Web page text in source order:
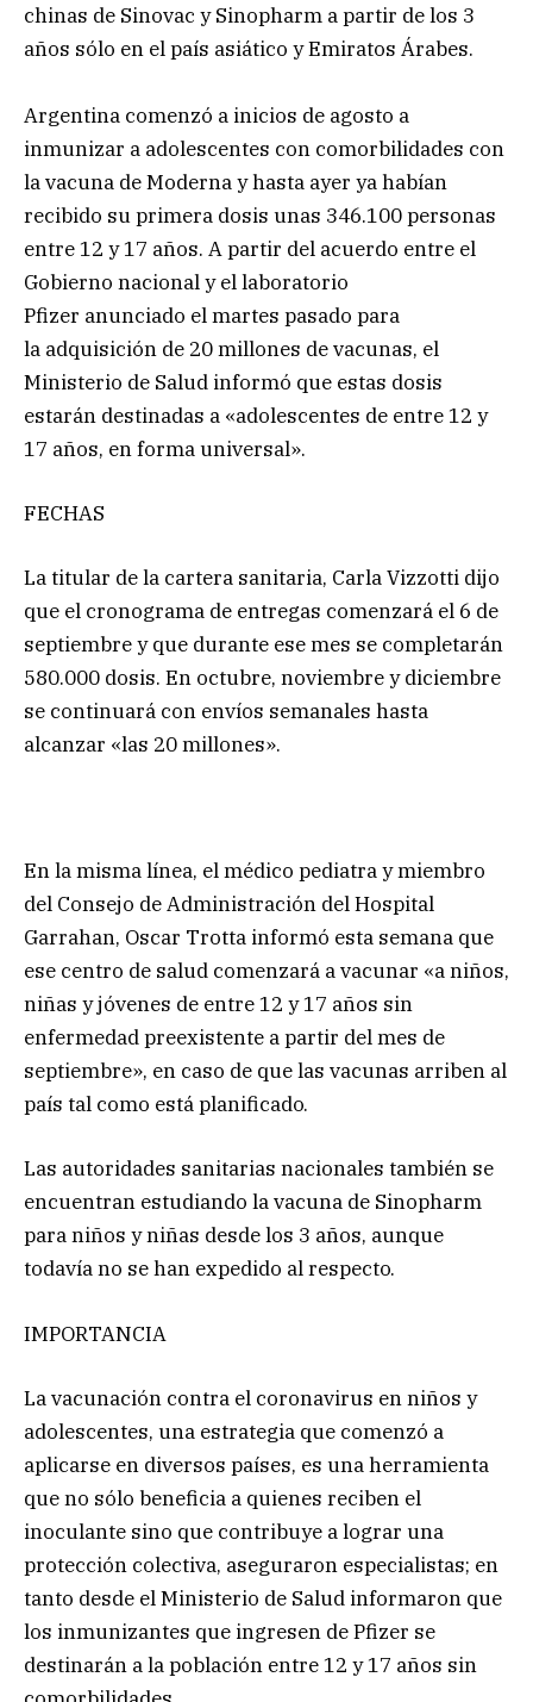
chinas de Sinovac y Sinopharm a partir de los 3
años sólo en el país asiático y Emiratos Árabes.
Argentina comenzó a inicios de agosto a
inmunizar a adolescentes con comorbilidades con
la vacuna de Moderna y hasta ayer ya habían
recibido su primera dosis unas 346.100 personas
entre 12 y 17 años. A partir del acuerdo entre el
Gobierno nacional y el laboratorio
Pfizer anunciado el martes pasado para
la adquisición de 20 millones de vacunas, el
Ministerio de Salud informó que estas dosis
estarán destinadas a «adolescentes de entre 12 y
17 años, en forma universal».
FECHAS
La titular de la cartera sanitaria, Carla Vizzotti dijo
que el cronograma de entregas comenzará el 6 de
septiembre y que durante ese mes se completarán
580.000 dosis. En octubre, noviembre y diciembre
se continuará con envíos semanales hasta
alcanzar «las 20 millones».
En la misma línea, el médico pediatra y miembro
del Consejo de Administración del Hospital
Garrahan, Oscar Trotta informó esta semana que
ese centro de salud comenzará a vacunar «a niños,
niñas y jóvenes de entre 12 y 17 años sin
enfermedad preexistente a partir del mes de
septiembre», en caso de que las vacunas arriben al
país tal como está planificado.
Las autoridades sanitarias nacionales también se
encuentran estudiando la vacuna de Sinopharm
para niños y niñas desde los 3 años, aunque
todavía no se han expedido al respecto.
IMPORTANCIA
La vacunación contra el coronavirus en niños y
adolescentes, una estrategia que comenzó a
aplicarse en diversos países, es una herramienta
que no sólo beneficia a quienes reciben el
inoculante sino que contribuye a lograr una
protección colectiva, aseguraron especialistas; en
tanto desde el Ministerio de Salud informaron que
los inmunizantes que ingresen de Pfizer se
destinarán a la población entre 12 y 17 años sin